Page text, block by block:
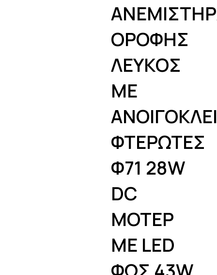
ΟΡΟΦΗΣ
ΛΕΥΚΟΣ
ΜΕ
ΦΤΕΡΩΤΕΣ
Φ71 28W
DC
MOTEΡ
ΜΕ LED